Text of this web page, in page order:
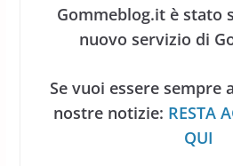
Gommeblog.it è stato
nuovo servizio di
Se vuoi essere sempre
nostre notizie: RESTA
QUI